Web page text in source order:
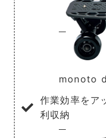
monoto
作業効率をア
利収納